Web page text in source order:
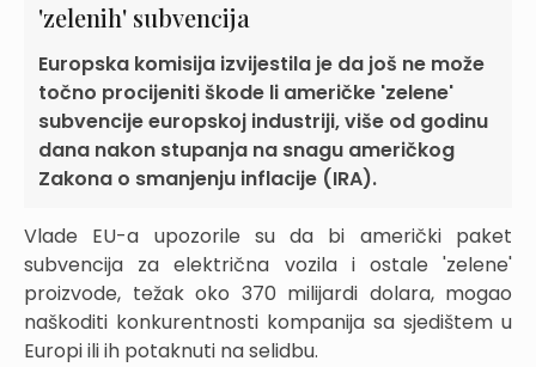
'zelenih' subvencija
Europska komisija izvijestila je da još ne može
točno procijeniti škode li američke 'zelene'
subvencije europskoj industriji, više od godinu
dana nakon stupanja na snagu američkog
Zakona o smanjenju inflacije (IRA).
Vlade EU-a upozorile su da bi američki paket
subvencija za električna vozila i ostale 'zelene'
proizvode, težak oko 370 milijardi dolara, mogao
naškoditi konkurentnosti kompanija sa sjedištem u
Europi ili ih potaknuti na selidbu.